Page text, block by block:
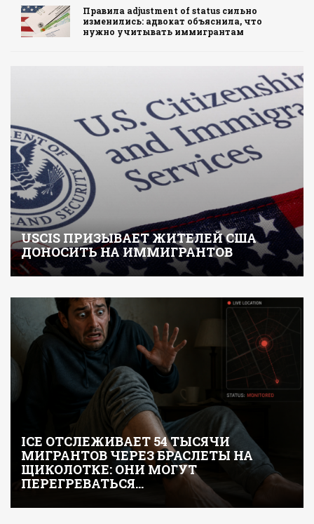
Правила adjustment of status сильно
изменились: адвокат объяснила, что
нужно учитывать иммигрантам
USCIS ПРИЗЫВАЕТ ЖИТЕЛЕЙ США
ДОНОСИТЬ НА ИММИГРАНТОВ
ICE ОТСЛЕЖИВАЕТ 54 ТЫСЯЧИ
МИГРАНТОВ ЧЕРЕЗ БРАСЛЕТЫ НА
ЩИКОЛОТКЕ: ОНИ МОГУТ
ПЕРЕГРЕВАТЬСЯ…